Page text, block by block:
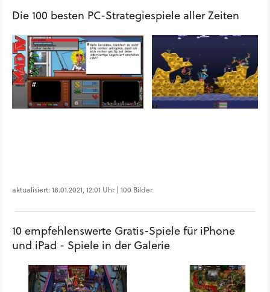
Die 100 besten PC-Strategiespiele aller Zeiten
aktualisiert: 18.01.2021, 12:01 Uhr | 100 Bilder
10 empfehlenswerte Gratis-Spiele für iPhone
und iPad - Spiele in der Galerie